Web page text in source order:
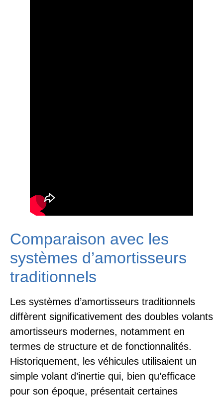
Comparaison avec les
systèmes d’amortisseurs
traditionnels
Les systèmes d’amortisseurs traditionnels
diffèrent significativement des doubles volants
amortisseurs modernes, notamment en
termes de structure et de fonctionnalités.
Historiquement, les véhicules utilisaient un
simple volant d’inertie qui, bien qu’efficace
pour son époque, présentait certaines